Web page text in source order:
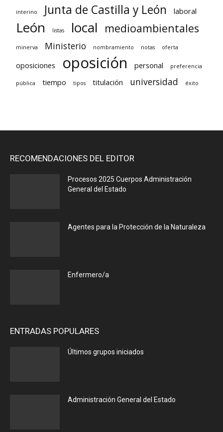
interino Junta de Castilla y León laboral
León listas local medioambientales
minerva Ministerio nombramiento notas oferta
oposiciones oposición personal preferencia
pública tiempo tipos titulación universidad éxito
RECOMENDACIONES DEL EDITOR
Procesos 2025 Cuerpos Administración
General del Estado
Agentes para la Protección de la Naturaleza
Enfermero/a
ENTRADAS POPULARES
Últimos grupos iniciados
Administración General del Estado